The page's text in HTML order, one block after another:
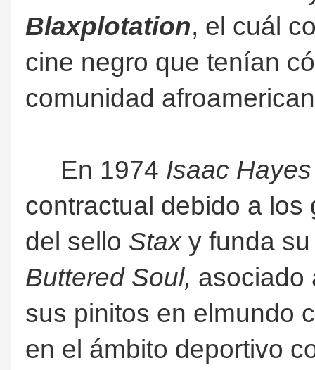
Blaxplotation, el cuál
cine negro que tenían
comunidad
En 1974 Isaac Hayes
contractual debido a
del sello Staxy funda su
Buttered Soul,
sus pinitos en elmundo
en el ámbito deportivo